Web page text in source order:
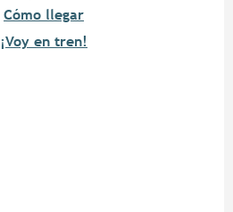
Cómo llegar
¡Voy en tren!